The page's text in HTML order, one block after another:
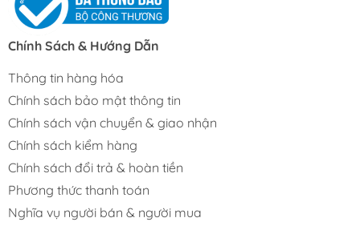
Chính Sách & Hướng Dẫn
Thông tin hàng hóa
Chính sách bảo mật thông tin
Chính sách vận chuyển & giao nhận
Chính sách kiểm hàng
Chính sách đổi trả & hoàn tiền
Phương thức thanh toán
Nghĩa vụ người bán & người mua